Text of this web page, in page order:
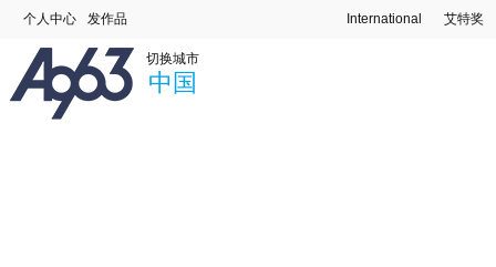
个人中心 发作品 艾特奖
International
切换城市
中国